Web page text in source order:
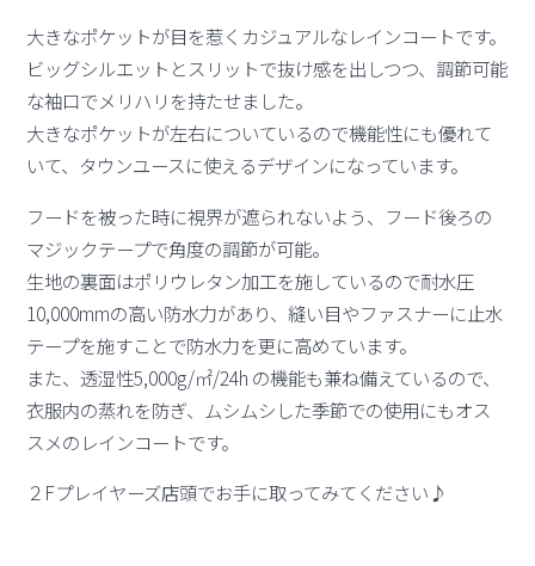
大きなポケットが目を惹くカジュアルなレインコートです。
ビッグシルエットとスリットで抜け感を出しつつ、調節可能
な袖口でメリハリを持たせました。
大きなポケットが左右についているので機能性にも優れて
いて、タウンユースに使えるデザインになっています。
フードを被った時に視界が遮られないよう、フード後ろの
マジックテープで角度の調節が可能。
生地の裏面はポリウレタン加工を施しているので耐水圧
10,000mmの高い防水力があり、縫い目やファスナーに止水
テープを施すことで防水力を更に高めています。
また、透湿性5,000g/㎡/24h の機能も兼ね備えているので、
衣服内の蒸れを防ぎ、ムシムシした季節での使用にもオス
スメのレインコートです。
２Fプレイヤーズ店頭でお手に取ってみてください♪